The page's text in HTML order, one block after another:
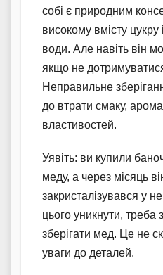
собі є природним
високому вмісту цукру
води. Але навіть він
якщо не
Неправильне
до втрати смаку,
властивостей.
Уявіть: ви купили
меду, а через місяць
закристалізувався у
цього уникнути, треба
зберігати мед. Це не
уваги до деталей.